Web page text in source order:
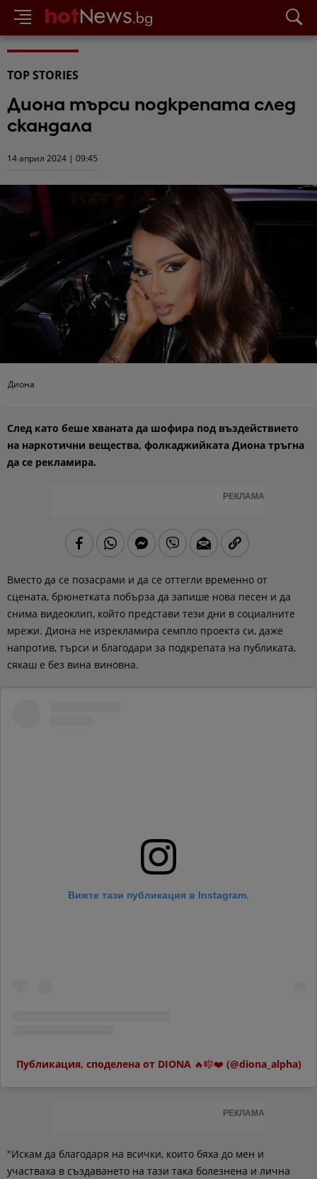
TOP STORIES
Диона търси подкрепата след
скандала
14 април 2024 | 09:45
Диона
След като беше хваната да шофира под въздействието
на наркотични вещества, фолкаджийката Диона тръгна
да се рекламира.
РЕКЛАМА
Вместо да се позасрами и да се оттегли временно от
сцената, брюнетката побърза да запише нова песен и да
снима видеоклип, който представи тези дни в социалните
мрежи. Диона не изрекламира семпло проекта си, даже
напротив, търси и благодари за подкрепата на публиката,
сякаш е без вина виновна.
Вижте тази публикация в Instagram.
Публикация, споделена от DIONA 🔥🎼❤️ (@diona_alpha)
РЕКЛАМА
"Искам да благодаря на всички, които бяха до мен и
участваха в създаването на тази така болезнена и лична